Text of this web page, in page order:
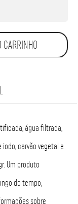
CARRINHO
água filtrada,
carvão vegetal e
Um produto
do tempo,
sobre